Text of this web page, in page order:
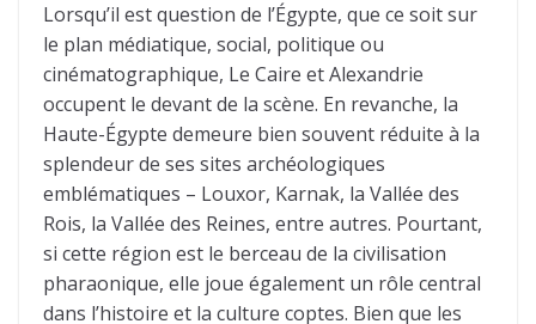
Lorsqu’il est question de l’Égypte, que ce soit sur
le plan médiatique, social, politique ou
cinématographique, Le Caire et Alexandrie
occupent le devant de la scène. En revanche, la
Haute-Égypte demeure bien souvent réduite à la
splendeur de ses sites archéologiques
emblématiques – Louxor, Karnak, la Vallée des
Rois, la Vallée des Reines, entre autres. Pourtant,
si cette région est le berceau de la civilisation
pharaonique, elle joue également un rôle central
dans l’histoire et la culture coptes. Bien que les